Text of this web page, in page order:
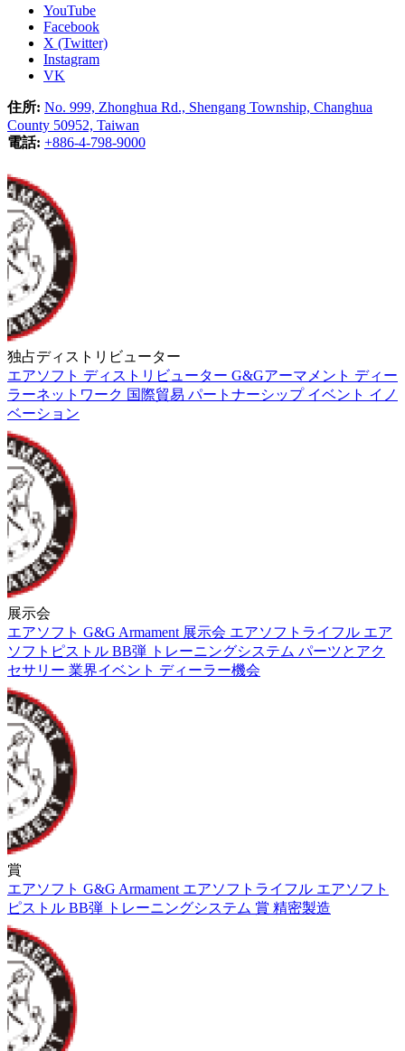
YouTube
Facebook
X (Twitter)
Instagram
VK
住所: No. 999, Zhonghua Rd., Shengang Township, Changhua
County 50952, Taiwan
電話: +886-4-798-9000
独占ディストリビューター
エアソフト ディストリビューター G&Gアーマメント ディー
ラーネットワーク 国際貿易 パートナーシップ イベント イノ
ベーション
展示会
エアソフト G&G Armament 展示会 エアソフトライフル エア
ソフトピストル BB弾 トレーニングシステム パーツとアク
セサリー 業界イベント ディーラー機会
賞
エアソフト G&G Armament エアソフトライフル エアソフト
ピストル BB弾 トレーニングシステム 賞 精密製造